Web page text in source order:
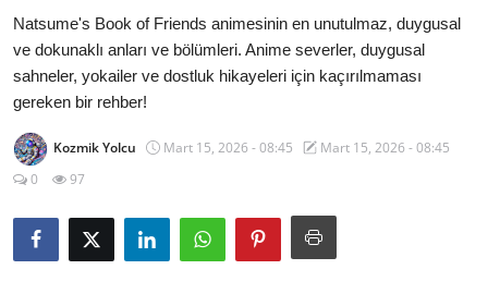
Kore Dünyası
Anime Karakterleri
Anime
Dizi & Film
Testler
Natsume's Book of Friends animesinin en unutulmaz, duygusal
ve dokunaklı anları ve bölümleri. Anime severler, duygusal
sahneler, yokailer ve dostluk hikayeleri için kaçırılmaması
gereken bir rehber!
Kozmik Yolcu Mart 15, 2026 - 08:45
Mart 15, 2026 - 08:45
0
97